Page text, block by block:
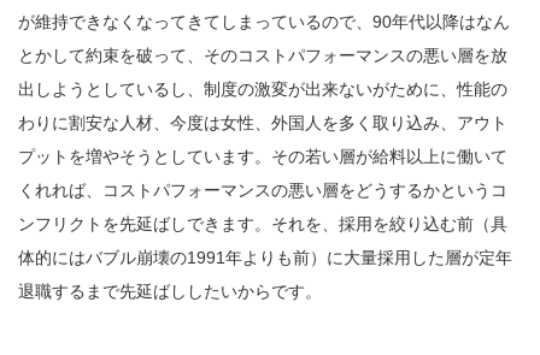
が維持できなくなってきてしまっているので、90年代以降はなん
とかして約束を破って、そのコストパフォーマンスの悪い層を放
出しようとしているし、制度の激変が出来ないがために、性能の
わりに割安な人材、今度は女性、外国人を多く取り込み、アウト
プットを増やそうとしています。その若い層が給料以上に働いて
くれれば、コストパフォーマンスの悪い層をどうするかというコ
ンフリクトを先延ばしできます。それを、採用を絞り込む前（具
体的にはバブル崩壊の1991年よりも前）に大量採用した層が定年
退職するまで先延ばししたいからです。